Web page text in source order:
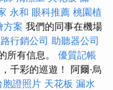
永和 眼科推薦 桃園植
方案 我們的同事在機場
行銷公司 助聽器公司
所有信息。 優質記帳
千彩的巡遊！ 阿爾·烏
胞證照片 天花板 漏水